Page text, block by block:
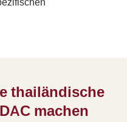
thailändische
machen